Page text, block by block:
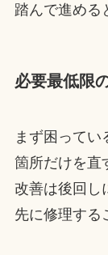
踏んで進める
必要最低限
まず困ってい
箇所だけを直
改善は後回し
先に修理する